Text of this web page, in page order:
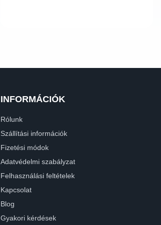
INFORMÁCIÓK
Rólunk
Szállítási információk
Fizetési módok
Adatvédelmi szabályzat
Felhasználási feltételek
Kapcsolat
Blog
Gyakori kérdések